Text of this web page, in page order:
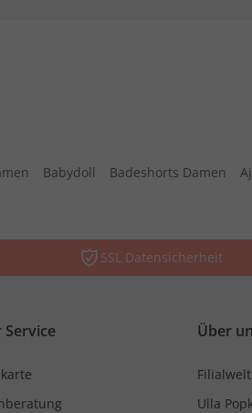
Babydoll Badeshorts Damen
SSL Datensicherheit
Service Über
Filialwelt
Ulla